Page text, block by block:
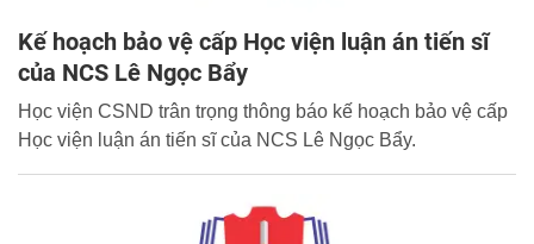
Kế hoạch bảo vệ cấp Học viện luận án tiến sĩ
của NCS Lê Ngọc Bẩy
Học viện CSND trân trọng thông báo kế hoạch bảo vệ cấp
Học viện luận án tiến sĩ của NCS Lê Ngọc Bẩy.